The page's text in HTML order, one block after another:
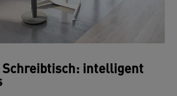
intelligent